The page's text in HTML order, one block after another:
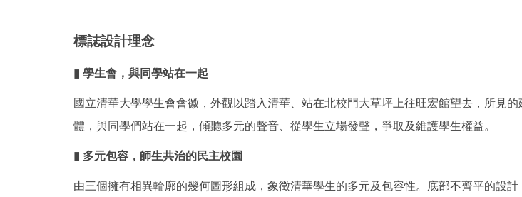
標誌設計理念
▮ 學生會，與同學站在一起
國立清華大學學生會會徽，外觀以踏入清華、站在北校門大草坪上往旺宏館望去，所見
體，與同學們站在一起，傾聽多元的聲音、從學生立場發聲，爭取及維護學生權益。
▮ 多元包容，師生共治的民主校園
由三個擁有相異輪廓的幾何圖形組成，象徵清華學生的多元及包容性。底部不齊平的設